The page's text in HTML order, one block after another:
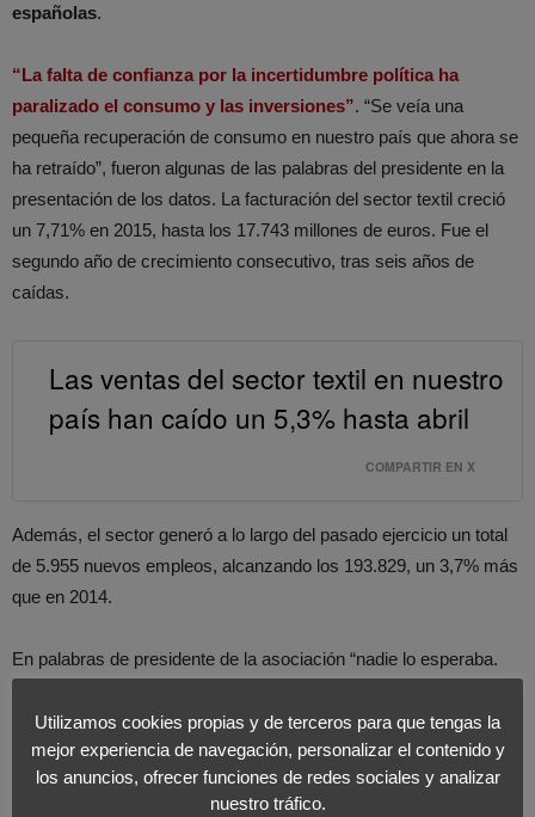
españolas.
“La falta de confianza por la incertidumbre política ha
paralizado el consumo y las inversiones”. “Se veía una
pequeña recuperación de consumo en nuestro país que ahora se
ha retraído”, fueron algunas de las palabras del presidente en la
presentación de los datos. La facturación del sector textil creció
un 7,71% en 2015, hasta los 17.743 millones de euros. Fue el
segundo año de crecimiento consecutivo, tras seis años de
caídas.
Las ventas del sector textil en nuestro
país han caído un 5,3% hasta abril
COMPARTIR EN X
Además, el sector generó a lo largo del pasado ejercicio un total
de 5.955 nuevos empleos, alcanzando los 193.829, un 3,7% más
que en 2014.
En palabras de presidente de la asociación “nadie lo esperaba.
hecho una previsión de aumento de las ventas del 5% este año”.
Además añadió “los márgenes y la rentabilidad no son los de
antes de la crisis porque se aplican campañas continuas de
Utilizamos cookies propias y de terceros para que tengas la
mejor experiencia de navegación, personalizar el contenido y
los anuncios, ofrecer funciones de redes sociales y analizar
nuestro tráfico.